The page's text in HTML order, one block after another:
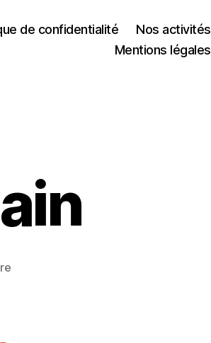
de confidentialité
Nos activités
Mentions légales